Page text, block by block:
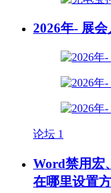
2026年- 展
论坛 1
Word禁用宏
在哪里设置